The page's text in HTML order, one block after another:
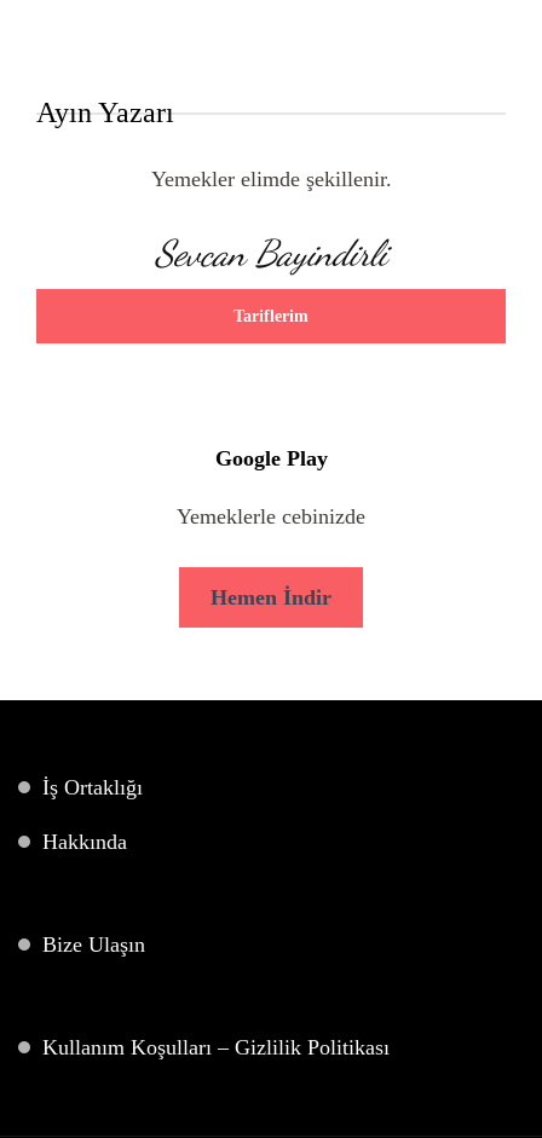
Ayın Yazarı
Yemekler elimde şekillenir.
Sevcan Bayindirli
Tariflerim
Google Play
Yemeklerle cebinizde
Hemen İndir
İş Ortaklığı
Hakkında
Bize Ulaşın
Kullanım Koşulları – Gizlilik Politikası